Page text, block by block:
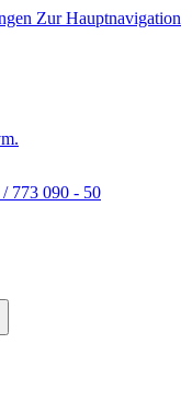
Zur Hauptnavigation
773 090 - 50